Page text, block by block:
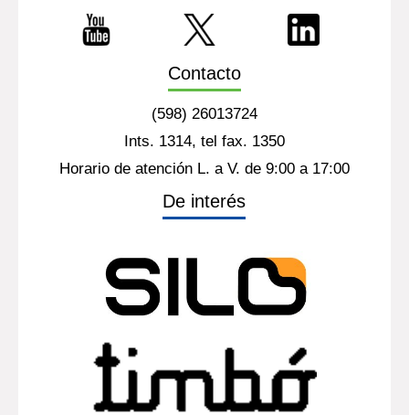
Contacto
(598) 26013724
Ints. 1314, tel fax. 1350
Horario de atención L. a V. de 9:00 a 17:00
De interés